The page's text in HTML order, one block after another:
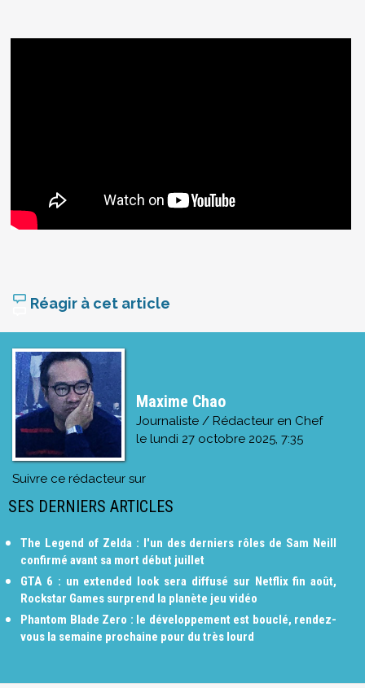
Réagir à cet article
Maxime Chao
Journaliste / Rédacteur en Chef
le lundi 27 octobre 2025, 7:35
Suivre ce rédacteur sur
SES DERNIERS ARTICLES
The Legend of Zelda : l'un des derniers rôles de Sam Neill
confirmé avant sa mort début juillet
GTA 6 : un extended look sera diffusé sur Netflix fin août,
Rockstar Games surprend la planète jeu vidéo
Phantom Blade Zero : le développement est bouclé, rendez-
vous la semaine prochaine pour du très lourd